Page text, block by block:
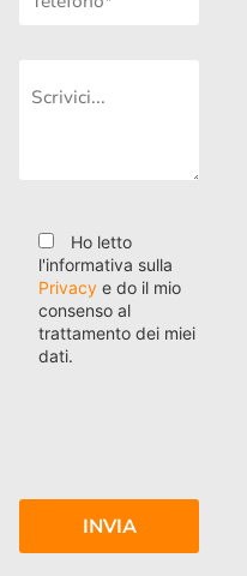
Ho letto
l'informativa sulla
Privacy e do il mio
consenso al
trattamento dei miei
dati.